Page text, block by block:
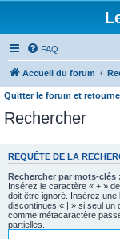
FAQ
Accueil du forum
Quitter le forum et
Rechercher
REQUÊTE DE LA
Rechercher par mots-clés :
Insérez le caractère « + »
doit être ignoré. Insérez
discontinues « | » si seul un
comme métacaractère
partielles.